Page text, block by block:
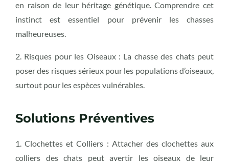
en raison de leur héritage génétique. Comprendre cet
instinct est essentiel pour prévenir les chasses
malheureuses.
2. Risques pour les Oiseaux : La chasse des chats peut
poser des risques sérieux pour les populations d’oiseaux,
surtout pour les espèces vulnérables.
Solutions Préventives
1. Clochettes et Colliers : Attacher des clochettes aux
colliers des chats peut avertir les oiseaux de leur